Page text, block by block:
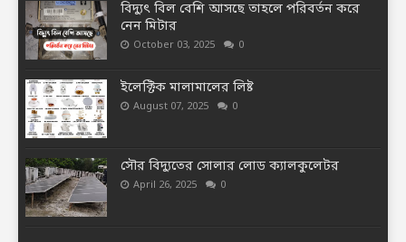
বিদ্যুৎ বিল বেশি আসছে তাহলে পরিবর্তন করে
নেন মিটার
October 03, 2025 0
ইলেক্টিক মালামালের লিষ্ট
August 07, 2025 0
সৌর বিদ্যুতের সোলার লোড ক্যালকুলেটর
April 26, 2025 0